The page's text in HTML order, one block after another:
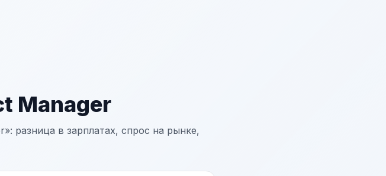
Manager
разница в зарплатах, спрос на рынке,